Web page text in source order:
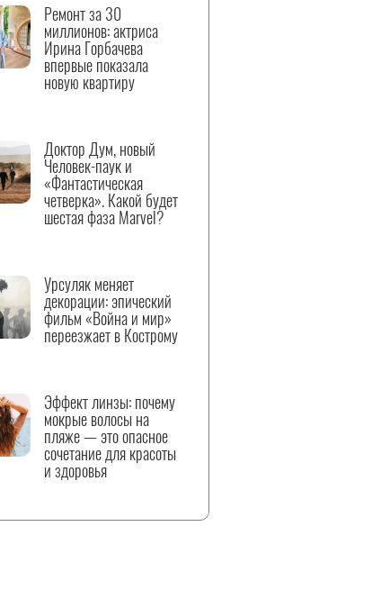
Ремонт за 30
миллионов: актриса
Ирина Горбачева
впервые показала
новую квартиру
Доктор Дум, новый
Человек-паук и
«Фантастическая
четверка». Какой будет
шестая фаза Marvel?
Урсуляк меняет
декорации: эпический
фильм «Война и мир»
переезжает в Кострому
Эффект линзы: почему
мокрые волосы на
пляже — это опасное
сочетание для красоты
и здоровья